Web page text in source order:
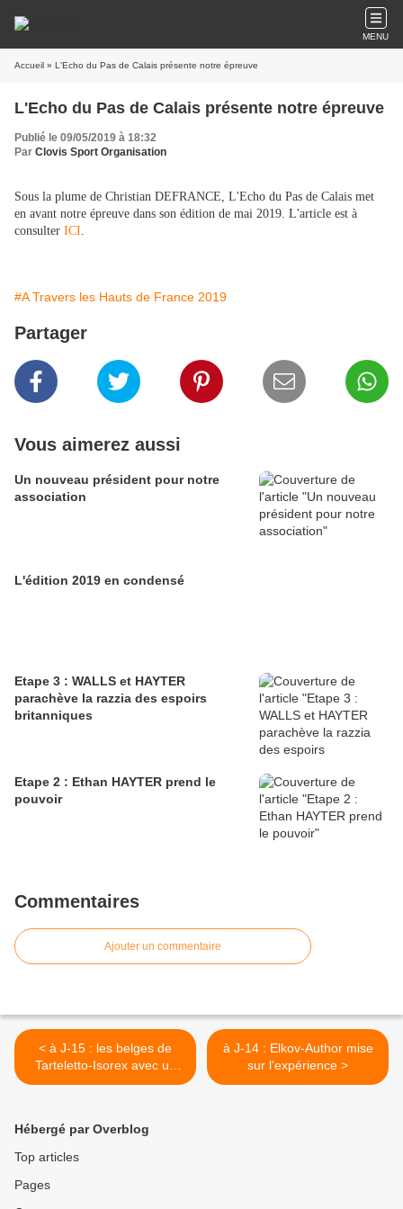
MENU
Accueil » L'Echo du Pas de Calais présente notre épreuve
L'Echo du Pas de Calais présente notre épreuve
Publié le 09/05/2019 à 18:32
Par Clovis Sport Organisation
Sous la plume de Christian DEFRANCE, L'Echo du Pas de Calais met
en avant notre épreuve dans son édition de mai 2019. L'article est à
consulter ICI.
#A Travers les Hauts de France 2019
Partager
Vous aimerez aussi
Un nouveau président pour notre
association
L'édition 2019 en condensé
Etape 3 : WALLS et HAYTER
parachève la razzia des espoirs
britanniques
Etape 2 : Ethan HAYTER prend le
pouvoir
Commentaires
Ajouter un commentaire
< à J-15 : les belges de
Tarteletto-Isorex avec un
ancien vainqueur
à J-14 : Elkov-Author mise
sur l'expérience >
Hébergé par Overblog
Top articles
Pages